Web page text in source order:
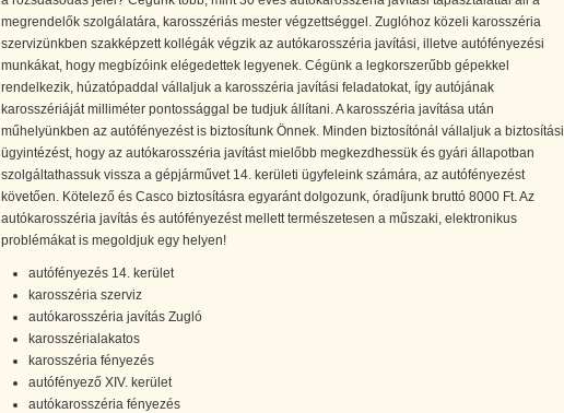
megrendelők szolgálatára, karosszériás mester végzettséggel. Zuglóhoz közeli karosszéria
szervizünkben szakképzett kollégák végzik az autókarosszéria javítási, illetve autófényezési
munkákat, hogy megbízóink elégedettek legyenek. Cégünk a legkorszerűbb gépekkel
rendelkezik, húzatópaddal vállaljuk a karosszéria javítási feladatokat, így autójának
karosszériáját milliméter pontossággal be tudjuk állítani. A karosszéria javítása után
műhelyünkben az autófényezést is biztosítunk Önnek. Minden biztosítónál vállaljuk a biztosítási
ügyintézést, hogy az autókarosszéria javítást mielőbb megkezdhessük és gyári állapotban
szolgáltathassuk vissza a gépjárművet 14. kerületi ügyfeleink számára, az autófényezést
követően. Kötelező és Casco biztosításra egyaránt dolgozunk, óradíjunk bruttó 8000 Ft. Az
autókarosszéria javítás és autófényezést mellett természetesen a műszaki, elektronikus
problémákat is megoldjuk egy helyen!
autófényezés 14. kerület
karosszéria szerviz
autókarosszéria javítás Zugló
karosszérialakatos
karosszéria fényezés
autófényező XIV. kerület
autókarosszéria fényezés